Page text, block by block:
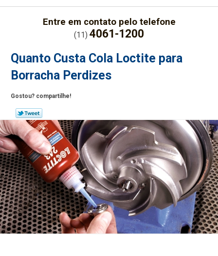
Entre em contato pelo telefone
(11) 4061-1200
Quanto Custa Cola Loctite para
Borracha Perdizes
Gostou? compartilhe!